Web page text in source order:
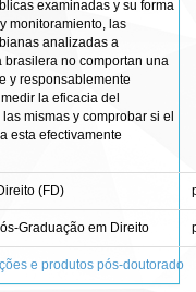
examinadas y su forma
monitoramiento, las
analizadas a
brasilera no comportan una
y responsablemente
la eficacia del
mismas y comprobar si el
esta efectivamente
(FD)
Graduação em Direito
e produtos pós-doutorado